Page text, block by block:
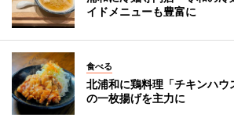
イドメニューも豊富に
食べる
北浦和に鶏料理「チキンハ
の一枚揚げを主力に